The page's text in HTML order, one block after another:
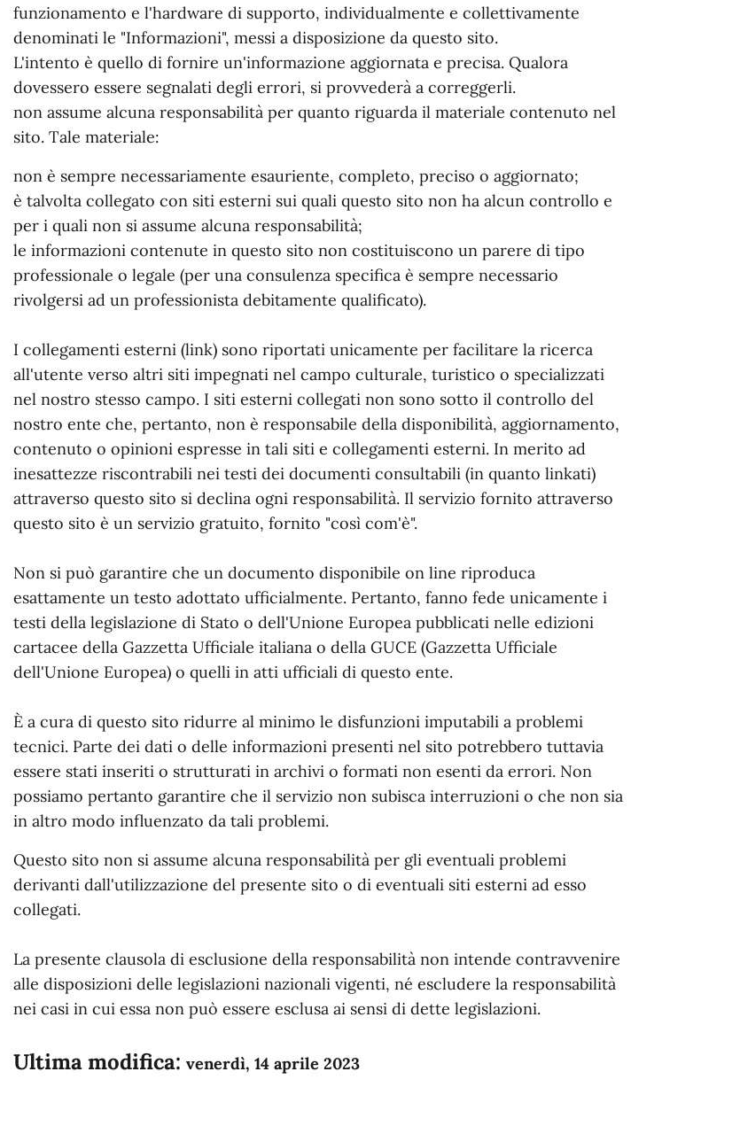
funzionamento e l'hardware di supporto, individualmente e collettivamente
denominati le "Informazioni", messi a disposizione da questo sito.
L'intento è quello di fornire un'informazione aggiornata e precisa. Qualora
dovessero essere segnalati degli errori, si provvederà a correggerli.
non assume alcuna responsabilità per quanto riguarda il materiale contenuto nel
sito. Tale materiale:
non è sempre necessariamente esauriente, completo, preciso o aggiornato;
è talvolta collegato con siti esterni sui quali questo sito non ha alcun controllo e
per i quali non si assume alcuna responsabilità;
le informazioni contenute in questo sito non costituiscono un parere di tipo
professionale o legale (per una consulenza specifica è sempre necessario
rivolgersi ad un professionista debitamente qualificato).
I collegamenti esterni (link) sono riportati unicamente per facilitare la ricerca
all'utente verso altri siti impegnati nel campo culturale, turistico o specializzati
nel nostro stesso campo. I siti esterni collegati non sono sotto il controllo del
nostro ente che, pertanto, non è responsabile della disponibilità, aggiornamento,
contenuto o opinioni espresse in tali siti e collegamenti esterni. In merito ad
inesattezze riscontrabili nei testi dei documenti consultabili (in quanto linkati)
attraverso questo sito si declina ogni responsabilità. Il servizio fornito attraverso
questo sito è un servizio gratuito, fornito "così com'è".
Non si può garantire che un documento disponibile on line riproduca
esattamente un testo adottato ufficialmente. Pertanto, fanno fede unicamente i
testi della legislazione di Stato o dell'Unione Europea pubblicati nelle edizioni
cartacee della Gazzetta Ufficiale italiana o della GUCE (Gazzetta Ufficiale
dell'Unione Europea) o quelli in atti ufficiali di questo ente.
È a cura di questo sito ridurre al minimo le disfunzioni imputabili a problemi
tecnici. Parte dei dati o delle informazioni presenti nel sito potrebbero tuttavia
essere stati inseriti o strutturati in archivi o formati non esenti da errori. Non
possiamo pertanto garantire che il servizio non subisca interruzioni o che non sia
in altro modo influenzato da tali problemi.
Questo sito non si assume alcuna responsabilità per gli eventuali problemi
derivanti dall'utilizzazione del presente sito o di eventuali siti esterni ad esso
collegati.
La presente clausola di esclusione della responsabilità non intende contravvenire
alle disposizioni delle legislazioni nazionali vigenti, né escludere la responsabilità
nei casi in cui essa non può essere esclusa ai sensi di dette legislazioni.
Ultima modifica: venerdì, 14 aprile 2023